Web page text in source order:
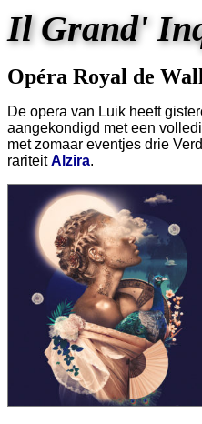
Il Grand'
Opéra Royal de
De opera van Luik heeft
aangekondigd met een
met zomaar eventjes drie
rariteitAlzira.